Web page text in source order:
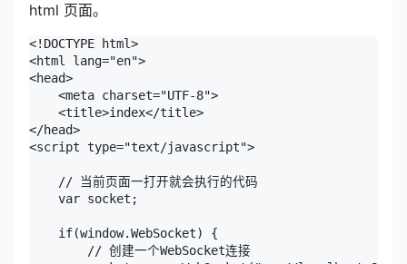
html 页面。
<!DOCTYPE html>
<html lang="en">
<head>
    <meta charset="UTF-8">
    <title>index</title>
</head>
<script type="text/javascript">
    // 当前页面一打开就会执行的代码
    var socket;
    if(window.WebSocket) {
        // 创建一个WebSocket连接